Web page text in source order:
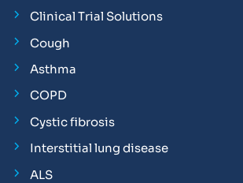
Clinical Trial Solutions
Cough
Asthma
COPD
Cystic fibrosis
Interstitial lung disease
ALS